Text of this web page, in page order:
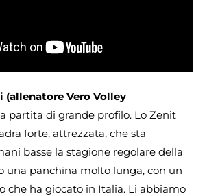
(allenatore Vero Volley
partita di grande profilo. Lo Zenit
forte, attrezzata, che sta
basse la stagione regolare della
una panchina molto lunga, con un
che ha giocato in Italia. Li abbiamo